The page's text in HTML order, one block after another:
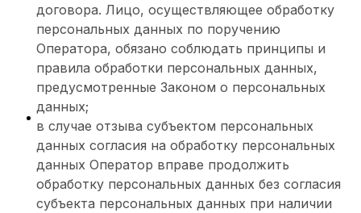
договора. Лицо, осуществляющее обработку
персональных данных по поручению
Оператора, обязано соблюдать принципы и
правила обработки персональных данных,
предусмотренные Законом о персональных
данных;
в случае отзыва субъектом персональных
данных согласия на обработку персональных
данных Оператор вправе продолжить
обработку персональных данных без согласия
субъекта персональных данных при наличии